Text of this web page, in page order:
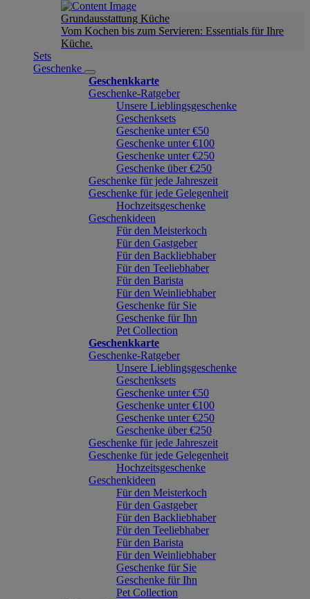
Grundausstattung Küche
Vom Kochen bis zum Servieren: Essentials für Ihre
Küche.
Sets
Geschenke
Geschenkkarte
Geschenke-Ratgeber
Unsere Lieblingsgeschenke
Geschenksets
Geschenke unter €50
Geschenke unter €100
Geschenke unter €250
Geschenke über €250
Geschenke für jede Jahreszeit
Geschenke für jede Gelegenheit
Hochzeitsgeschenke
Geschenkideen
Für den Meisterkoch
Für den Gastgeber
Für den Backliebhaber
Für den Teeliebhaber
Für den Barista
Für den Weinliebhaber
Geschenke für Sie
Geschenke für Ihn
Pet Collection
Geschenkkarte
Geschenke-Ratgeber
Unsere Lieblingsgeschenke
Geschenksets
Geschenke unter €50
Geschenke unter €100
Geschenke unter €250
Geschenke über €250
Geschenke für jede Jahreszeit
Geschenke für jede Gelegenheit
Hochzeitsgeschenke
Geschenkideen
Für den Meisterkoch
Für den Gastgeber
Für den Backliebhaber
Für den Teeliebhaber
Für den Barista
Für den Weinliebhaber
Geschenke für Sie
Geschenke für Ihn
Pet Collection